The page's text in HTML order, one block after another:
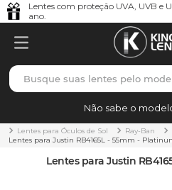
Lentes com proteção UVA, UVB e
ano.
Busque suas lentes pelo
Não sabe o
Lentes para Óculos de Sol
Ray-Ban
Lentes para Justin RB4165L - 55mm -
Lentes para Justin
TERMOS MAIS BUSCADOS
1º borrachas
holbrook